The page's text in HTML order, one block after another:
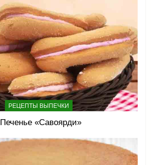
РЕЦЕПТЫ ВЫПЕЧКИ
Печенье «Савоярди»